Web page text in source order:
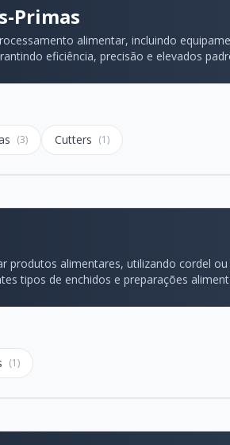
Primas
alimentar, incluindo
eficiência, precisão e elevados
(3) Cutters (1)
produtos alimentares, utilizando cordel
tipos de enchidos e preparações
(1)